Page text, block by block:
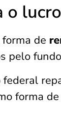
de
pelo
forma de